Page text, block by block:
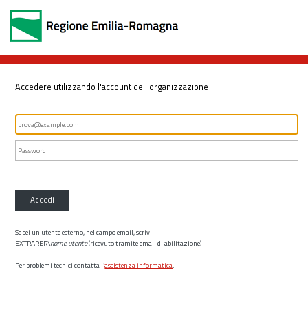
Accedere utilizzando l'account dell'organizzazione
Accedi
Se sei un utente esterno, nel campo email, scrivi
EXTRARER\nome utente(ricevuto tramite email di abilitazione)
Per problemi tecnici contatta l’assistenza informatica.